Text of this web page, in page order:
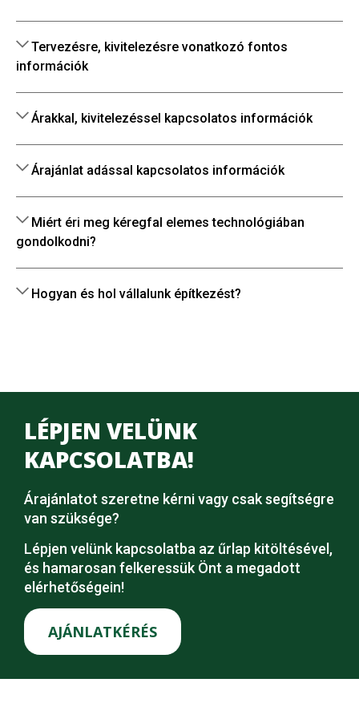
Tervezésre, kivitelezésre vonatkozó fontos
információk
Árakkal, kivitelezéssel kapcsolatos információk
Árajánlat adással kapcsolatos információk
Miért éri meg kéregfal elemes technológiában
gondolkodni?
Hogyan és hol vállalunk építkezést?
LÉPJEN VELÜNK
KAPCSOLATBA!
Árajánlatot szeretne kérni vagy csak segítségre
van szüksége?
Lépjen velünk kapcsolatba az űrlap kitöltésével,
és hamarosan felkeressük Önt a megadott
elérhetőségein!
AJÁNLATKÉRÉS